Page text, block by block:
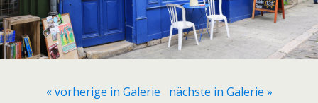
« vorherige in Galerie nächste in Galerie »